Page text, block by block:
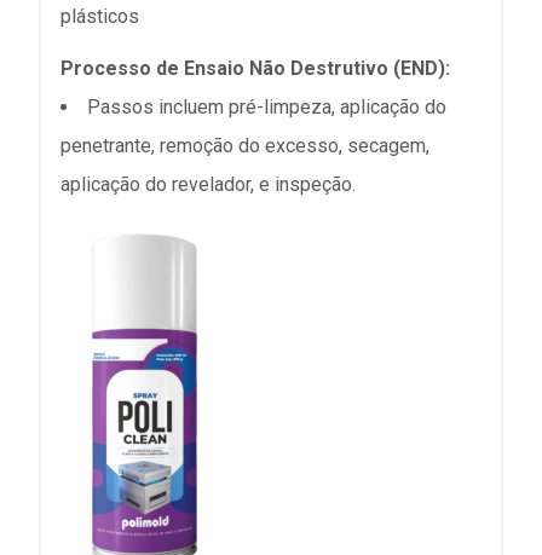
plásticos
Processo de Ensaio Não Destrutivo (END):
Passos incluem pré-limpeza, aplicação do
penetrante, remoção do excesso, secagem,
aplicação do revelador, e inspeção.